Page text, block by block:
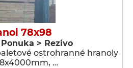
78x98
> Rezivo
ostrohranné hranoly
…